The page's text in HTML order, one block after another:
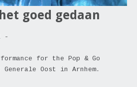
goed gedaan
-
for the Pop & Go
Oost in Arnhem.